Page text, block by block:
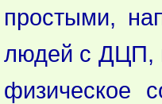
простыми,
людей с ДЦП,
физическое